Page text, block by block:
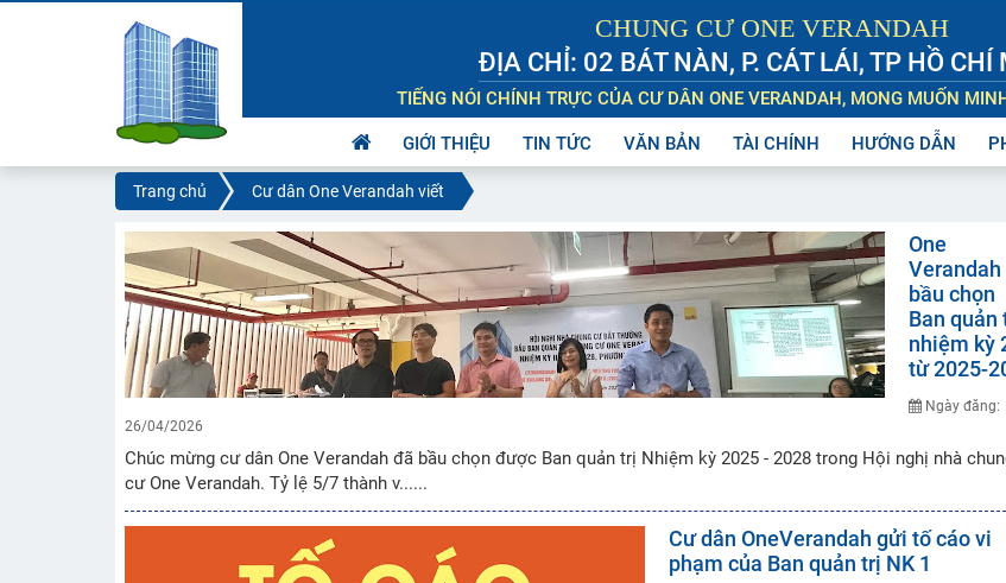
GIỚI THIỆU TIN TỨC VĂN BẢN TÀI CHÍNH HƯỚNG DẪN
CHUNG CƯ ONE VERANDAH
ĐỊA CHỈ: 02 BÁT NÀN, P. CÁT LÁI, TP HỒ CHÍ
TIẾNG NÓI CHÍNH TRỰC CỦA CƯ DÂN ONE VERANDAH, MONG MUỐN
Trang chủ Cư dân One Verandah viết
One
Verandah
bầu chọn
Ban quản
nhiệm kỳ
từ 2025-
Ngày đăng:
26/04/2026
Chúc mừng cư dân One Verandah đã bầu chọn được Ban quản trị Nhiệm kỳ 2025 - 2028 trong Hội nghị nhà
cư One Verandah. Tỷ lệ 5/7 thành v......
Cư dân OneVerandah gửi tố cáo vi
phạm của Ban quản trị NK 1